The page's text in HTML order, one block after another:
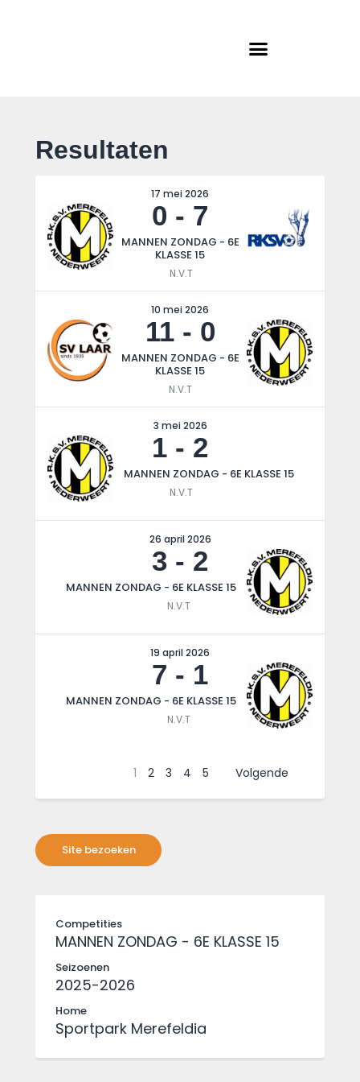
Contact
Foto album
Resultaten
17 mei 2026
0 - 7
MANNEN ZONDAG - 6E
KLASSE 15
N.V.T
10 mei 2026
11- 0
MANNEN ZONDAG - 6E
KLASSE 15
N.V.T
3 mei 2026
1 - 2
MANNEN ZONDAG - 6E KLASSE 15
N.V.T
26 april 2026
3 - 2
MANNEN ZONDAG - 6E KLASSE 15
N.V.T
19 april 2026
7 - 1
MANNEN ZONDAG - 6E KLASSE 15
N.V.T
1 2 3 4 5 Volgende
Competities
MANNEN ZONDAG - 6E KLASSE 15
Seizoenen
2025-2026
Home
Sportpark Merefeldia